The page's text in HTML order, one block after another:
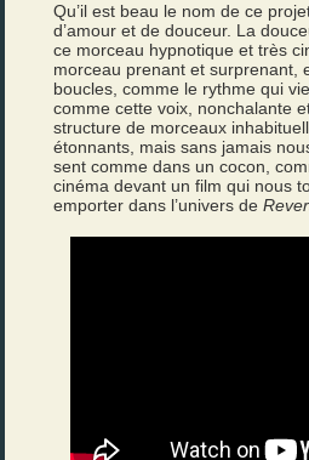
Qu’il est beau le nom de ce
d’amour et de douceur. La
ce morceau hypnotique et très
morceau prenant et surprenant,
boucles, comme le rythme qui
comme cette voix, nonchalante
structure de morceaux
étonnants, mais sans jamais
sent comme dans un cocon,
cinéma devant un film qui nous
emporter dans l’univers de